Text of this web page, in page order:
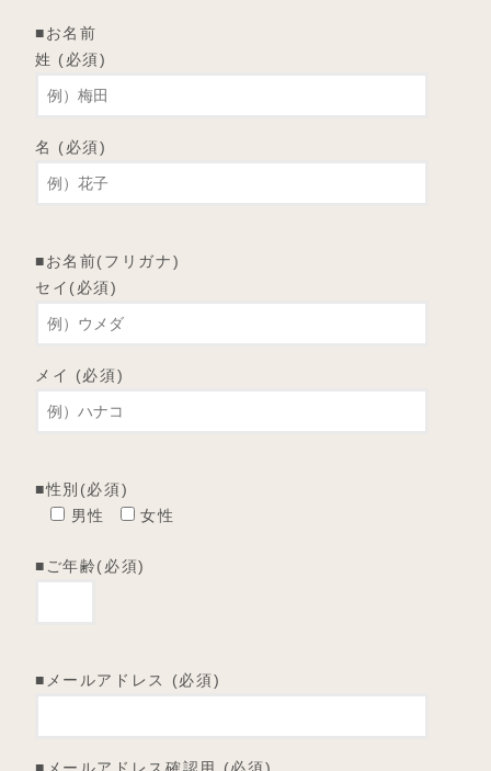
■お名前
姓 (必須)
名 (必須)
■お名前(フリガナ)
セイ(必須)
メイ (必須)
■性別(必須)
男性
女性
■ご年齢(必須)
■メールアドレス (必須)